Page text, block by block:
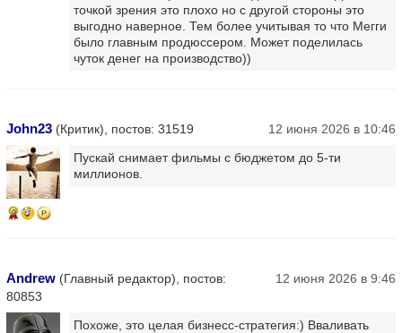
точкой зрения это плохо но с другой стороны это
выгодно наверное. Тем более учитывая то что Мегги
было главным продюссером. Может поделилась
чуток денег на производство))
John23 (Критик), постов: 31519 12 июня 2026 в 10:46
9
Пускай снимает фильмы с бюджетом до 5-ти
миллионов.
Andrew (Главный редактор), постов:
80853
12 июня 2026 в 9:46
Похоже, это целая бизнесс-стратегия:) Вваливать